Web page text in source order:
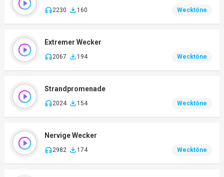
2230 160 Wecktöne
Extremer Wecker
2067 194 Wecktöne
Strandpromenade
2024 154 Wecktöne
Nervige Wecker
2982 174 Wecktöne